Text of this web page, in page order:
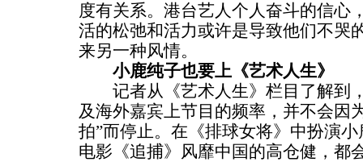
度有关系。港台艺人个人奋斗的信心
活的松弛和活力或许是导致他们不哭
来另一种风情。
小鹿纯子也要上《艺术人生》
记者从《艺术人生》栏目了解到
及海外嘉宾上节目的频率，并不会因
拍”而停止。在《排球女将》中扮演
电影《追捕》风靡中国的高仓健，都